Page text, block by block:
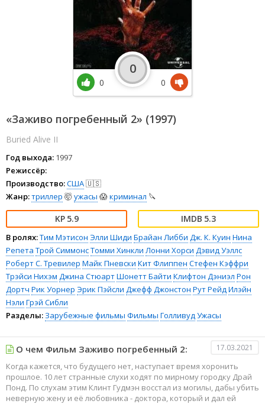
«Заживо погребенный 2» (1997)
Buried Alive II
Год выхода: 1997
Режиссёр:
Производство:США🇺🇸
Жанр:триллер 🤯ужасы 😱криминал 🔪
5.9 5.3
В ролях:Тим Мэтисон Элли Шиди Брайан Либби Дж. К. Куин Нина
Репета Трой СиммонсТомми Хинкли Лонни Хорси Дэвид Уэллс
Роберт С. Тревилер Майк Пневски Кит Флиппен Стефен Кэффри
Трэйси Нихэм Джина СтюартШонетт Байти Клифтон Дэниэл Рон
Дортч Рик Уорнер Эрик Пэйсли Джефф Джонстон Рут Рейд Илэйн
Нэли Грэй Сибли
Разделы: Зарубежные фильмы Фильмы Голливуд Ужасы
0
0
0
О чем Фильм Заживо погребенный 2: 17.03.2021
Когда кажется, что будущего нет, наступает время хоронить
прошлое. 10 лет странные слухи ходят по мирному городку Драй
Понд. По слухам этим Клинт Гудмэн восстал из могилы, дабы убить
неверную жену и её любовника - доктора, который и дал ей